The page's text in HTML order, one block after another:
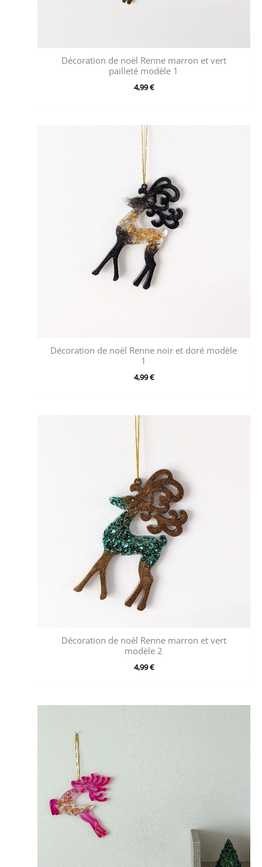
Décoration de noël Renne marron et vert
pailleté modèle 1
4,99€
Décoration de noël Renne noir et doré modèle
1
4,99€
Décoration de noël Renne marron et vert
modèle 2
4,99€